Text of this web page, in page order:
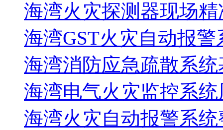
海湾火灾探测器现场
海湾GST火灾自动报警
海湾消防应急疏散系统
海湾电气火灾监控系
海湾火灾自动报警系